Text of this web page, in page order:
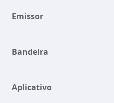
Emissor
Bandeira
Aplicativo